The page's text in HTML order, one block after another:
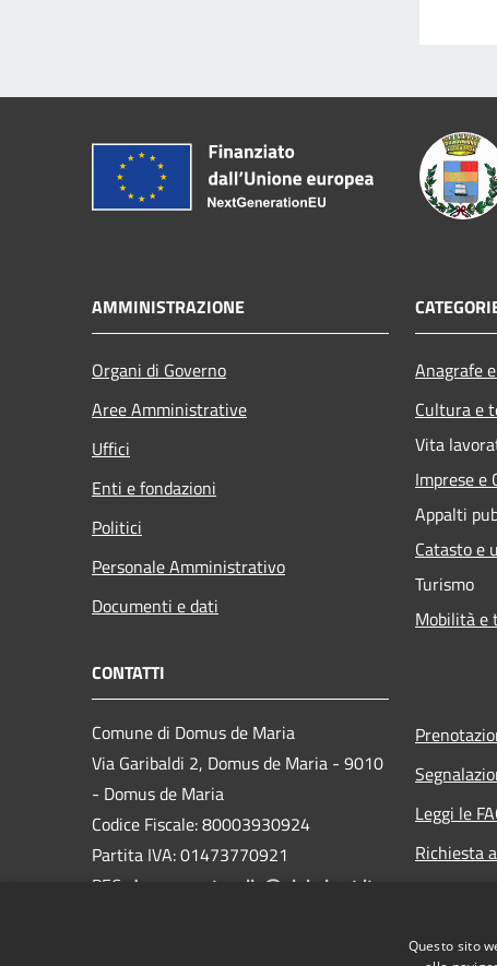
AMMINISTRAZIONE
Organi di Governo
Aree Amministrative
Uffici
Enti e fondazioni
Politici
Personale Amministrativo
Documenti e dati
Anagrafe
Cultura e
Vita
Imprese e
Appalti
Catasto e
Turismo
Mobilità e
CONTATTI
Comune di Domus de Maria
Via Garibaldi 2, Domus de Maria - 9010
- Domus de Maria
Codice Fiscale: 80003930924
Partita IVA: 01473770921
PEC: domus.protocollo@globalcert.it
Leggi le
Richiesta
Questo sito